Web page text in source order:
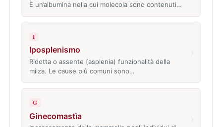
È un’albumina nella cui molecola sono contenuti…
I
Iposplenismo
Ridotta o assente (asplenia) funzionalità della
milza. Le cause più comuni sono…
G
Ginecomastìa